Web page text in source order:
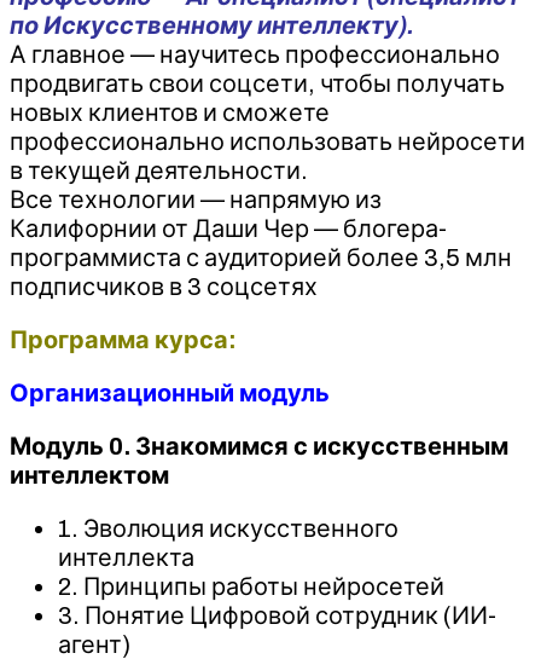
по Искусственному интеллекту).
А главное — научитесь профессионально
продвигать свои соцсети, чтобы получать
новых клиентов и сможете
профессионально использовать нейросети
в текущей деятельности.
Все технологии — напрямую из
Калифорнии от Даши Чер — блогера-
программиста с аудиторией более 3,5 млн
подписчиков в 3 соцсетях
Программа курса:
Организационный модуль
Модуль 0. Знакомимся с искусственным
интеллектом
1. Эволюция искусственного
интеллекта
2. Принципы работы нейросетей
3. Понятие Цифровой сотрудник (ИИ-
агент)